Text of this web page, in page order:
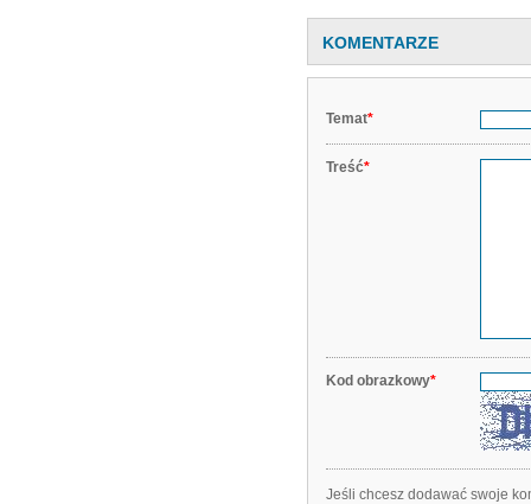
KOMENTARZE
Temat*
Treść*
Kod obrazkowy*
Jeśli chcesz dodawać swoje